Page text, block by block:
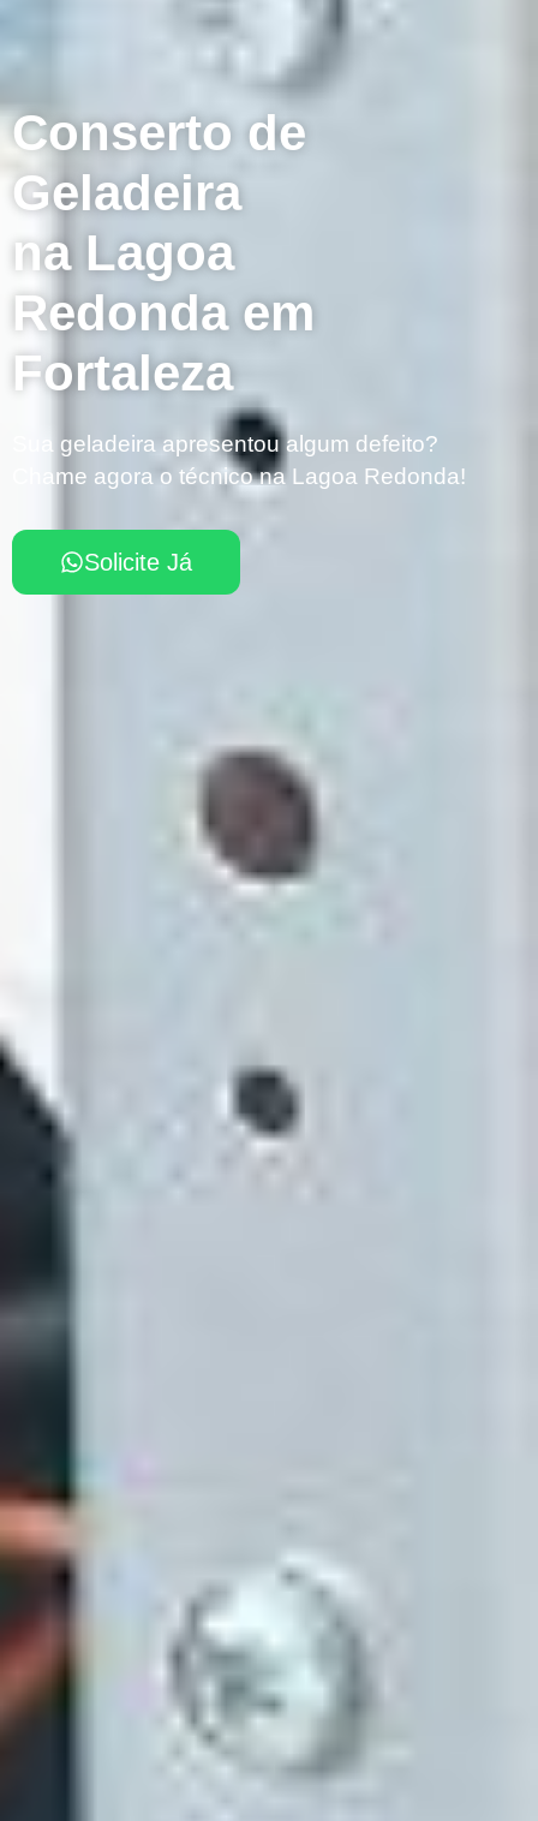
Conserto de
Geladeira
na Lagoa
Redonda em
Fortaleza
Sua geladeira apresentou algum defeito?
Chame agora o técnico na Lagoa Redonda!
Solicite Já